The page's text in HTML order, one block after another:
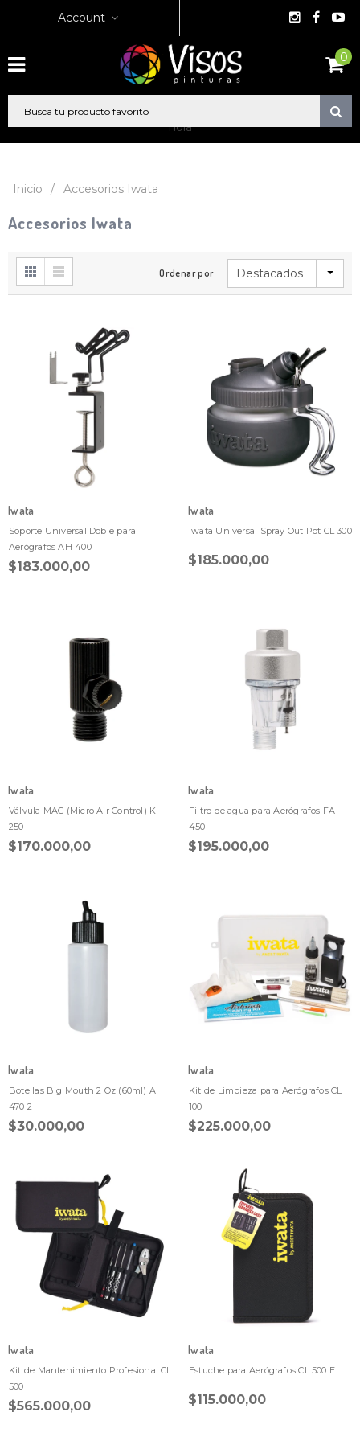
Account
0
hola
Inicio / Accesorios Iwata
Accesorios Iwata
Ordenar por Destacados
Iwata
Soporte Universal Doble para
Aerógrafos AH 400
$183.000,00
Iwata
Iwata Universal Spray Out Pot CL 300
$185.000,00
Iwata
Válvula MAC (Micro Air Control) K
250
$170.000,00
Iwata
Filtro de agua para Aerógrafos FA
450
$195.000,00
Iwata
Botellas Big Mouth 2 Oz (60ml) A
470 2
$30.000,00
Iwata
Kit de Limpieza para Aerógrafos CL
100
$225.000,00
Iwata
Kit de Mantenimiento Profesional CL
500
$565.000,00
Iwata
Estuche para Aerógrafos CL 500 E
$115.000,00